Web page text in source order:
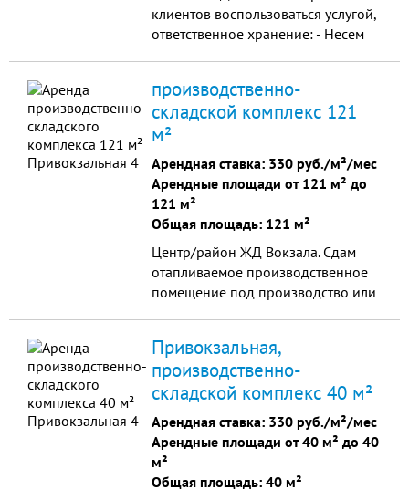
клиентов воспользоваться услугой,
ответственное хранение: - Несем
имущество, переда
производственно-
складской комплекс 121
м²
Арендная ставка: 330 руб./м²/мес
Арендные площади от 121 м² до
121 м²
Общая площадь: 121 м²
Центр/район ЖД Вокзала. Сдам
отапливаемое производственное
помещение под производство или
Привокзальная,
производственно-
складской комплекс 40 м²
Арендная ставка: 330 руб./м²/мес
Арендные площади от 40 м² до 40
м²
Общая площадь: 40 м²